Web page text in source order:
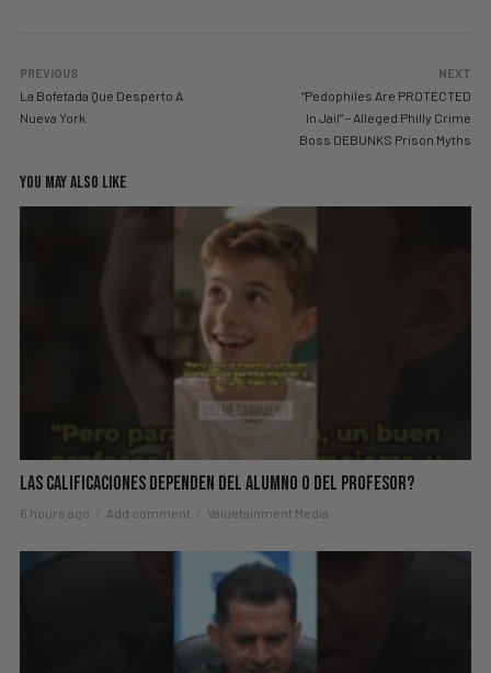
PREVIOUS
La Bofetada Que Desperto A
Nueva York
NEXT
“Pedophiles Are PROTECTED
In Jail” – Alleged Philly Crime
Boss DEBUNKS Prison Myths
YOU MAY ALSO LIKE
Las Calificaciones Dependen del Alumno o del Profesor?
6 hours ago Add comment Valuetainment Media